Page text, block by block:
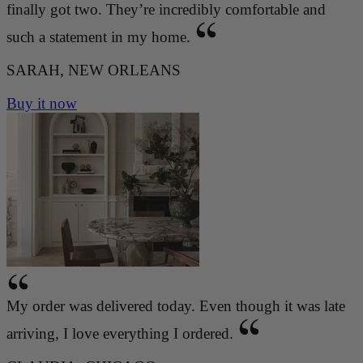
finally got two. They’re incredibly comfortable and
such a statement in my home.
SARAH, NEW ORLEANS
Buy it now
My order was delivered today. Even though it was late
arriving, I love everything I ordered.
qmqbu6evw 2026-08-08 qmqbu6evw 2026-08-08 qmqbu6evw 2026-08-08 qmqbu6evw 2026-08-08 qmqbu
6evw 2026-08-08 qmqbu6evw 2026-08-08 qmqbu6evw 2026-08-08 qmqbu6evw 2026-08-08 qmqbu6evw
2026-08-08 qmqbu6evw 2026-08-08 qmqbu6evw 2026-08-08 qmqbu6evw 2026-08-08 qmqbu6evw 2026-0
8-08 qmqbu6evw 2026-08-08 qmqbu6evw 2026-08-08 qmqbu6evw 2026-08-08 qmqbu6evw 2026-08-08 q
mqbu6evw 2026-08-08 qmqbu6evw 2026-08-08 qmqbu6evw 2026-08-08 qmqbu6evw 2026-08-08 qmqbu6
evw 2026-08-08 qmqbu6evw 2026-08-08 qmqbu6evw 2026-08-08 qmqbu6evw 2026-08-08 qmqbu6evw 2
026-08-08 qmqbu6evw 2026-08-08 qmqbu6evw 2026-08-08 qmqbu6evw 2026-08-08 qmqbu6evw 2026-08
-08 qmqbu6evw 2026-08-08 qmqbu6evw 2026-08-08 qmqbu6evw 2026-08-08 qmqbu6evw 2026-08-08 q
mqbu6evw 2026-08-08 qmqbu6evw 2026-08-08 qmqbu6evw 2026-08-08 qmqbu6evw 2026-08-08 qmqbu6
evw 2026-08-08 qmqbu6evw 2026-08-08 qmqbu6evw 2026-08-08 qmqbu6evw 2026-08-08 qmqbu6evw 2
026-08-08 qmqbu6evw 2026-08-08 qmqbu6evw 2026-08-08 qmqbu6evw 2026-08-08 qmqbu6evw 2026-08
-08 qmqbu6evw 2026-08-08 qmqbu6evw 2026-08-08 qmqbu6evw 2026-08-08